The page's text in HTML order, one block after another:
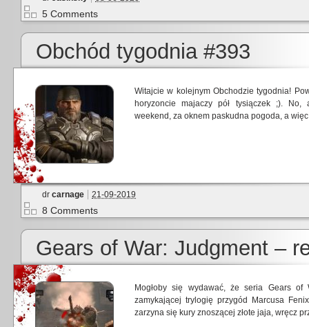
5 Comments
Obchód tygodnia #393
Witajcie w kolejnym Obchodzie tygodnia!
horyzoncie majaczy pół tysiączek ;). No,
weekend, za oknem paskudna pogoda, a
dr carnage 21-09-2019
8 Comments
Gears of War: Judgment –
Mogłoby się wydawać, że seria Gears
zamykającej trylogię przygód Marcusa
zarzyna się kury znoszącej złote jaja, wręcz